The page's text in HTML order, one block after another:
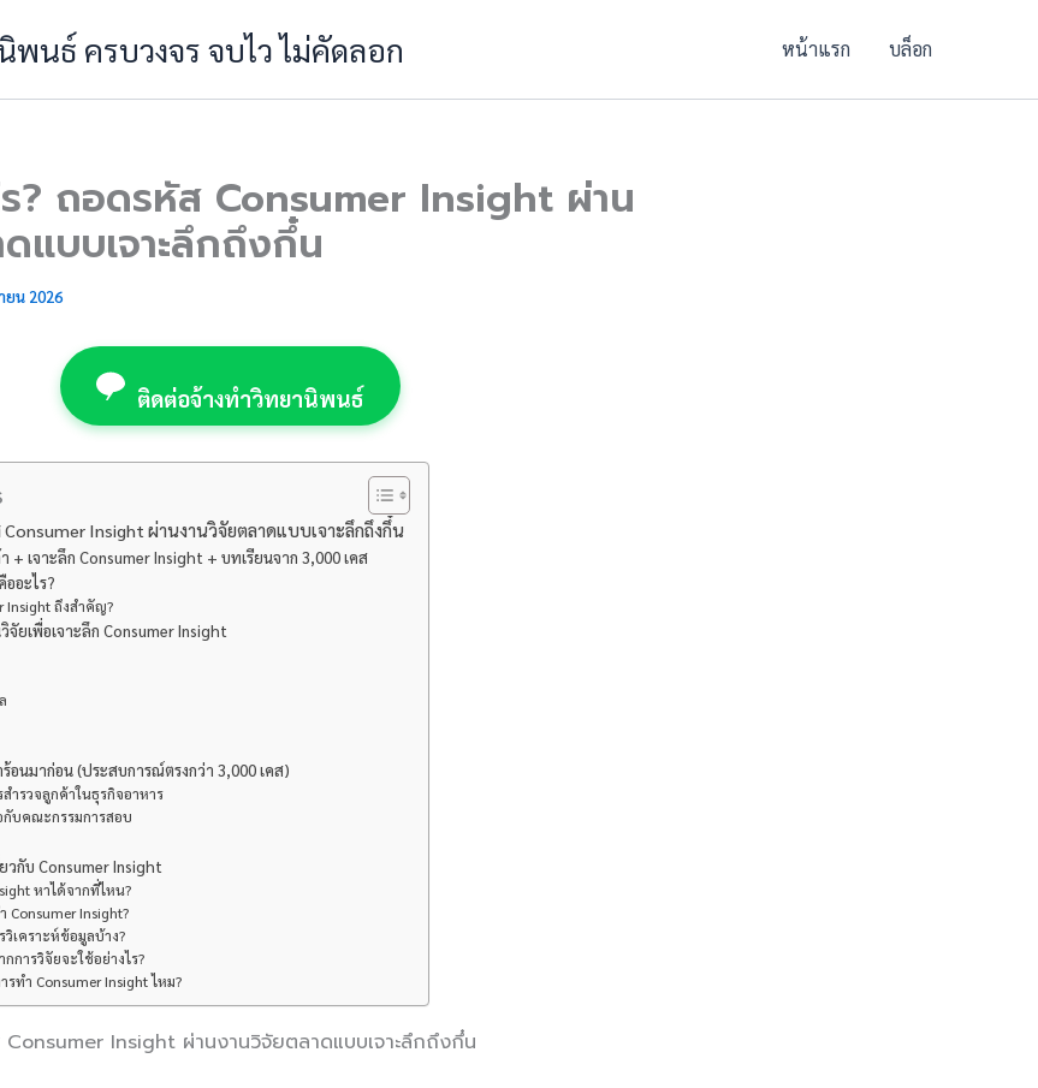
นธ์ ครบวงจร จบไว ไม่คัดลอก หน้าแรก บล็อก
? ถอดรหัส Consumer Insight ผ่าน
แบบเจาะลึกถึงกึ๋น
ยน 2026
ติดต่อจ้างทำวิทยานิพนธ์
Consumer Insight ผ่านงานวิจัยตลาดแบบเจาะลึกถึงกึ๋น
+ เจาะลึก Consumer Insight + บทเรียนจาก 3,000 เคส
อะไร?
Insight ถึงสำคัญ?
จัยเพื่อเจาะลึก Consumer Insight
อนมาก่อน (ประสบการณ์ตรงกว่า 3,000 เคส)
สำรวจลูกค้าในธุรกิจอาหาร
บคณะกรรมการสอบ
วกับ Consumer Insight
หาได้จากที่ไหน?
Consumer Insight?
วิเคราะห์ข้อมูลบ้าง?
การวิจัยจะใช้อย่างไร?
รทำ Consumer Insight ไหม?
Consumer Insight ผ่านงานวิจัยตลาดแบบเจาะลึกถึงกึ๋น